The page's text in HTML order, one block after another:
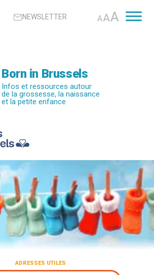
NEWSLETTER AAA
Born in Brussels
Infos et ressources autour
de la grossesse, la naissance
et la petite enfance
ADRESSES UTILES